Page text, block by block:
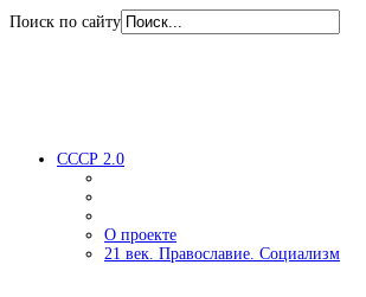
Поиск по сайту
СССР 2.0
О проекте
21 век. Православие. Социализм